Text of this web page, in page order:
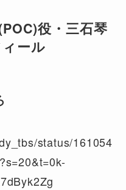
役・三石琴
ール
status/161054